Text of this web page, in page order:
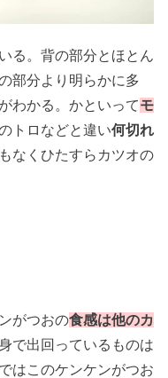
る。背の部分とほとん
部分より明らかに多
わかる。かといってモ
トロなどと違い何切れ
なくひたすらカツオの
がつおの食感は他のカ
で出回っているものは
はこのケンケンがつお